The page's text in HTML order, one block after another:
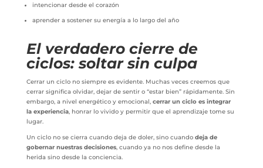
intencionar desde el corazón
aprender a sostener su energía a lo largo del año
El verdadero cierre de
ciclos: soltar sin culpa
Cerrar un ciclo no siempre es evidente. Muchas veces creemos que
cerrar significa olvidar, dejar de sentir o “estar bien” rápidamente. Sin
embargo, a nivel energético y emocional, cerrar un ciclo es integrar
la experiencia, honrar lo vivido y permitir que el aprendizaje tome su
lugar.
Un ciclo no se cierra cuando deja de doler, sino cuando deja de
gobernar nuestras decisiones, cuando ya no nos define desde la
herida sino desde la conciencia.